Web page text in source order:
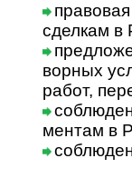
сдел­кам в
вор­ных
работ,
мен­там в